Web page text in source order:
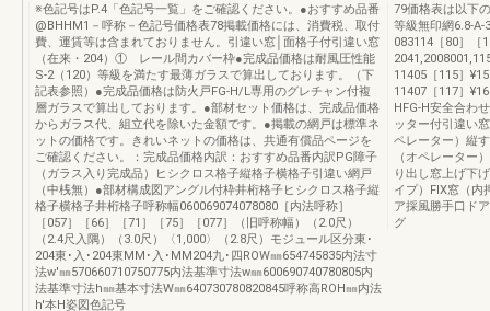
※色記号はP.4「色記号一覧」をご確認ください。●おすすめ品番
@BHHM1－呼称－色記号価格表78掲載価格には、消費税、取付
費、運賃等は含まれておりません。引違い窓│面格子付引違い窓
（在来・204）① レール間カバー枠●完成品価格は耐風圧性能
S-2（120）等級を満たす最薄ガラスで算出しております。（下
記表参照）●完成品価格は防火戸FG-H/L専用のグレチャン付複
層ガラスで算出しております。●部材セット価格は、完成品価格
からガラス代、組立代を除いた金額です。●掲載の網戸は標準ネ
ットの価格です。きれいネットの価格は、共通有償品ページを
ご確認ください。：完成品価格内訳：おすすめ品番内訳PG障子
（ガラス入り完成品）ヒシクロス格子縦格子横格子引違い網戸
（中桟無）●部材構成図アングル付枠井桁格子ヒシクロス格子縦
格子横格子井桁格子呼称幅060069074078080［内法呼称］
［057］［66］［71］［75］［077］（旧呼称幅）（2.0尺）
（2.4尺入隅）（3.0尺）〈1,000〉（2.8尺）モジュール区分東･
204東･入･204東MM･入･MM204九･四ROW㎜654745835内法寸
法w'㎜570660710750775内法基準寸法w㎜600690740780805内
法基準寸法h㎜基本寸法W㎜640730780820845呼称高ROH㎜内法
h'本H姿図色記号
79価格表は以下
等級無印網6.8-
083114［80］［
11405［115］
11407［117］
HFG-H安全合わ
ッター付引違い
ペレーター）縦
（オペレーター
り出し窓上げ下
イプ）FIX窓（内
ア採風勝手口ド
グ